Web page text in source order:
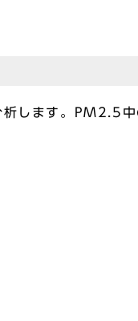
析します。PM2.5